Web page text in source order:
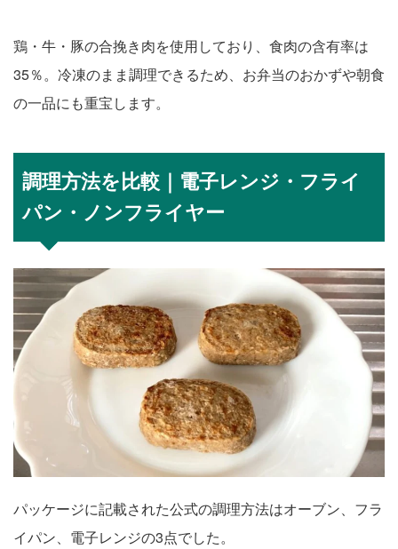
鶏・牛・豚の合挽き肉を使用しており、食肉の含有率は
35％。冷凍のまま調理できるため、お弁当のおかずや朝食
の一品にも重宝します。
調理方法を比較｜電子レンジ・フライ
パン・ノンフライヤー
パッケージに記載された公式の調理方法はオーブン、フラ
イパン、電子レンジの3点でした。